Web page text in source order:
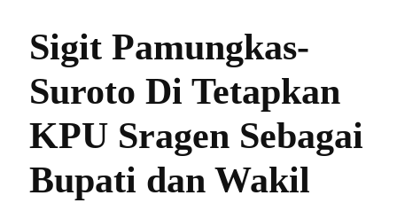
Sigit Pamungkas-
Suroto Di Tetapkan
KPU Sragen Sebagai
Bupati dan Wakil